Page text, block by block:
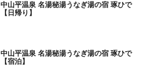
中山平温泉 名湯秘湯うなぎ湯の宿 琢ひで
【日帰り】
中山平温泉 名湯秘湯うなぎ湯の宿 琢ひで
【宿泊】